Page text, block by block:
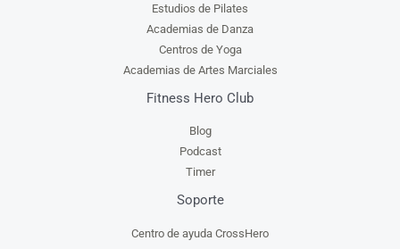
Estudios de Pilates
Academias de Danza
Centros de Yoga
Academias de Artes Marciales
Fitness Hero Club
Blog
Podcast
Timer
Soporte
Centro de ayuda CrossHero